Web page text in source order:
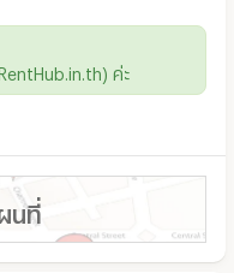
ค่ะ
นที่